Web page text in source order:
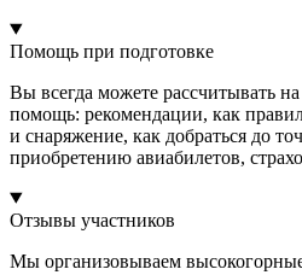
Помощь при подготовке
Вы всегда можете рассчитывать
помощь: рекомендации, как
и снаряжение, как добраться до
приобретению авиабилетов,
Отзывы участников
Мы организовываем